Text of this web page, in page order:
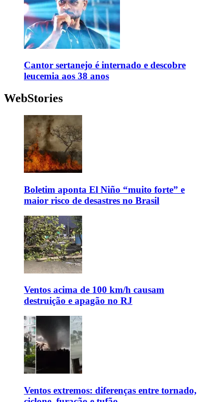
Cantor sertanejo é internado e descobre
leucemia aos 38 anos
WebStories
Boletim aponta El Niño “muito forte” e
maior risco de desastres no Brasil
Ventos acima de 100 km/h causam
destruição e apagão no RJ
Ventos extremos: diferenças entre tornado,